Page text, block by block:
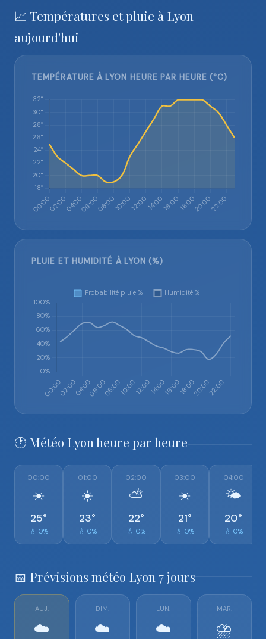
📈 Températures et pluie à Lyon
aujourd'hui
TEMPÉRATURE À LYON HEURE PAR HEURE (°C)
PLUIE ET HUMIDITÉ À LYON (%)
🕐 Météo Lyon heure par heure
00:00
☀️
25°
💧 0%
01:00
☀️
23°
💧 0%
02:00
⛅
22°
💧 0%
03:00
☀️
21°
💧 0%
04:00
🌤️
20°
💧 0%
📅 Prévisions météo Lyon 7 jours
AUJ.
☁️
DIM.
☁️
LUN.
☁️
MAR.
⛈️